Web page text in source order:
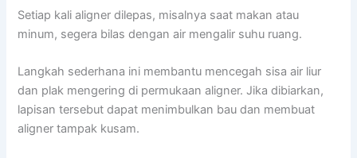
Setiap kali aligner dilepas, misalnya saat makan atau
minum, segera bilas dengan air mengalir suhu ruang.
Langkah sederhana ini membantu mencegah sisa air liur
dan plak mengering di permukaan aligner. Jika dibiarkan,
lapisan tersebut dapat menimbulkan bau dan membuat
aligner tampak kusam.